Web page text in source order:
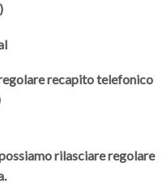
recapito telefonico
rilasciare regolare